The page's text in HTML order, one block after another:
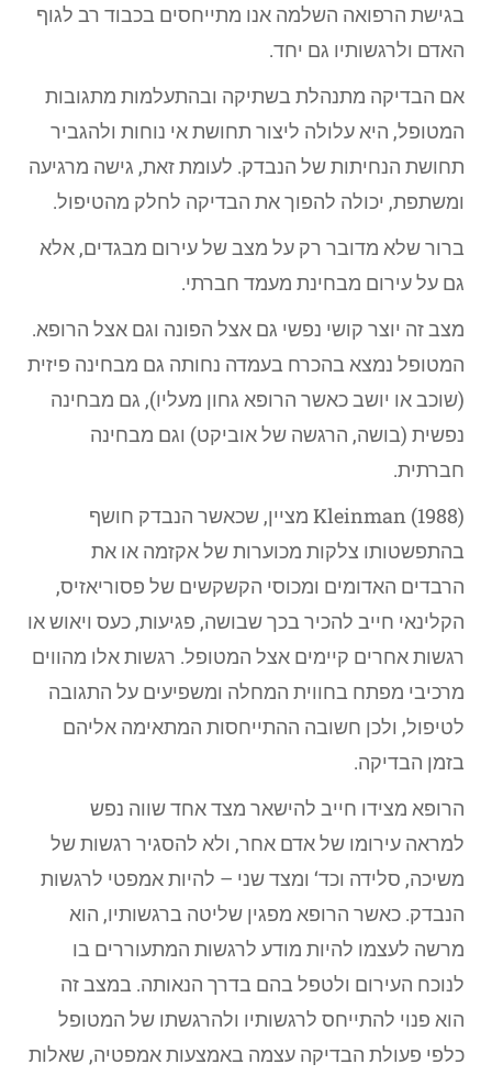
בגישת הרפואה השלמה אנו מתייחסים בכבוד רב לגוף
האדם ולרגשותיו גם יחד.
אם הבדיקה מתנהלת בשתיקה ובהתעלמות מתגובות
המטופל, היא עלולה ליצור תחושת אי נוחות ולהגביר
תחושת הנחיתות של הנבדק. לעומת זאת, גישה מרגיעה
ומשתפת, יכולה להפוך את הבדיקה לחלק מהטיפול.
ברור שלא מדובר רק על מצב של עירום מבגדים, אלא
גם על עירום מבחינת מעמד חברתי.
מצב זה יוצר קושי נפשי גם אצל הפונה וגם אצל הרופא.
המטופל נמצא בהכרח בעמדה נחותה גם מבחינה פיזית
(שוכב או יושב כאשר הרופא גחון מעליו), גם מבחינה
נפשית (בושה, הרגשה של אוביקט) וגם מבחינה
חברתית.
Kleinman (1988) מציין, שכאשר הנבדק חושף
בהתפשטותו צלקות מכוערות של אקזמה או את
הרבדים האדומים ומכוסי הקשקשים של פסוריאזיס,
הקלינאי חייב להכיר בכך שבושה, פגיעות, כעס ויאוש או
רגשות אחרים קיימים אצל המטופל. רגשות אלו מהווים
מרכיבי מפתח בחווית המחלה ומשפיעים על התגובה
לטיפול, ולכן חשובה ההתייחסות המתאימה אליהם
בזמן הבדיקה.
הרופא מצידו חייב להישאר מצד אחד שווה נפש
למראה עירומו של אדם אחר, ולא להסגיר רגשות של
משיכה, סלידה וכד‘ ומצד שני – להיות אמפטי לרגשות
הנבדק. כאשר הרופא מפגין שליטה ברגשותיו, הוא
מרשה לעצמו להיות מודע לרגשות המתעוררים בו
לנוכח העירום ולטפל בהם בדרך הנאותה. במצב זה
הוא פנוי להתייחס לרגשותיו ולהרגשתו של המטופל
כלפי פעולת הבדיקה עצמה באמצעות אמפטיה, שאלות